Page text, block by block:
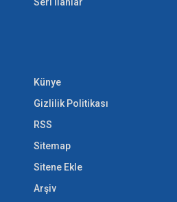
Seri İlanlar
Künye
Gizlilik Politikası
RSS
Sitemap
Sitene Ekle
Arşiv